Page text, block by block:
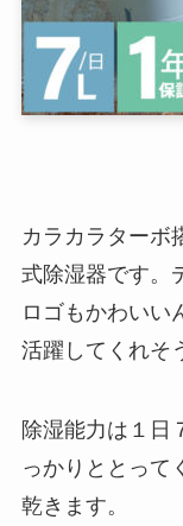
カラカラターボ
式除湿器です。
ロゴもかわいい
活躍してくれそ
除湿能力は１日
っかりととって
乾きます。